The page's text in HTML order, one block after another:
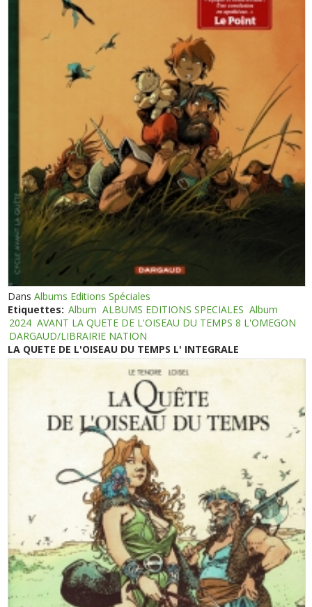
DansAlbums Editions Spéciales
Etiquettes: Album ALBUMS EDITIONS SPECIALES Album
2024 AVANT LA QUETE DE L'OISEAU DU TEMPS 8 L'OMEGON
DARGAUD/LIBRAIRIE NATION
LA QUETE DE L'OISEAU DU TEMPS L' INTEGRALE